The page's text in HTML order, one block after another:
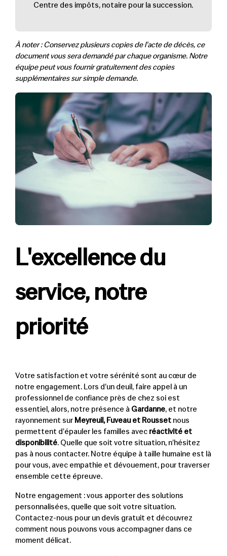
Centre des impôts, notaire pour la succession.
À noter : Conservez plusieurs copies de l'acte de décès, ce
document vous sera demandé par chaque organisme. Notre
équipe peut vous fournir gratuitement des copies
supplémentaires sur simple demande.
L'excellence du
service, notre
priorité
Votre satisfaction et votre sérénité sont au cœur de
notre engagement. Lors d'un deuil, faire appel à un
professionnel de confiance près de chez soi est
essentiel, alors, notre présence à Gardanne, et notre
rayonnement sur Meyreuil, Fuveau et Roussetnous
permettent d'épauler les familles avec réactivité et
disponibilité. Quelle que soit votre situation, n'hésitez
pas à nous contacter. Notre équipe à taille humaine est là
pour vous, avec empathie et dévouement, pour traverser
ensemble cette épreuve.
Notre engagement : vous apporter des solutions
personnalisées, quelle que soit votre situation.
Contactez-nous pour un devis gratuit et découvrez
comment nous pouvons vous accompagner dans ce
moment délicat.